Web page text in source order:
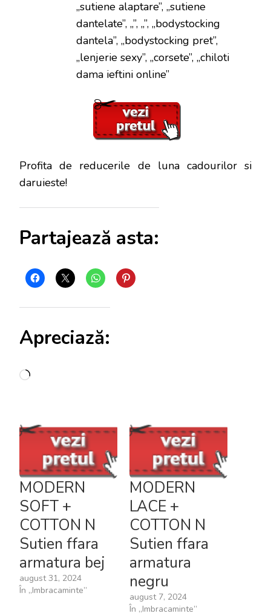
„sutiene alaptare”, „sutiene
dantelate”, „”, „”, „bodystocking
dantela”, „bodystocking pret”,
„lenjerie sexy”, „corsete”, „chiloti
dama ieftini online”
Profita de reducerile de luna cadourilor si
daruieste!
Partajează asta:
Apreciază:
Încarc...
MODERN
SOFT +
COTTON N
Sutien ffara
armatura bej
august 31, 2024
În „Imbracaminte”
MODERN
LACE +
COTTON N
Sutien ffara
armatura
negru
august 7, 2024
În „Imbracaminte”